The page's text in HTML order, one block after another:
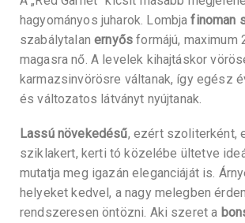
hagyományos juharok. Lombjafinoman
szabálytalanernyős formájú, maximum
magasra nő. A levelek kihajtáskor
karmazsinvörösre váltanak, így egész
és változatos látványt nyújtanak.
Lassú növekedésű, ezért szoliterként,
sziklakert, kerti tó közelébe ültetve
mutatja meg igazán eleganciáját is.
helyeket kedvel, a nagy melegben
rendszeresen öntözni. Aki szeret a